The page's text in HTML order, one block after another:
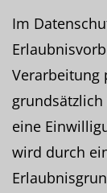
Im
Verarbeitung
eine
wird durch